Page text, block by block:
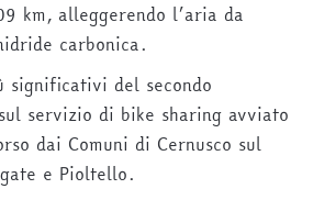
km, alleggerendo l’aria da
carbonica.
significativi del secondo
servizio di bike sharing avviato
dai Comuni di Cernusco sul
e Pioltello.